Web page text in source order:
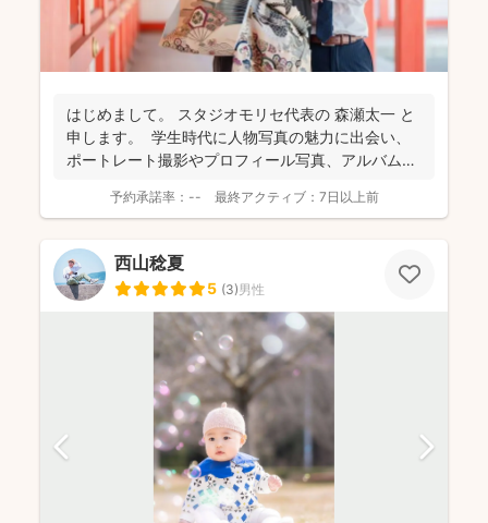
はじめまして。 スタジオモリセ代表の 森瀬太一 と
申します。 学生時代に人物写真の魅力に出会い、
ポートレート撮影やプロフィール写真、アルバム
予約承諾率： -- 最終アクティブ： 7日以上前
西山稔夏
5 (3)男性